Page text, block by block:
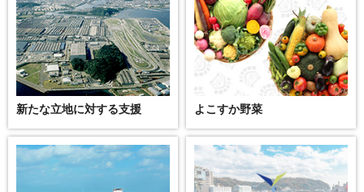
新たな立地に対する支援 よこすか野菜